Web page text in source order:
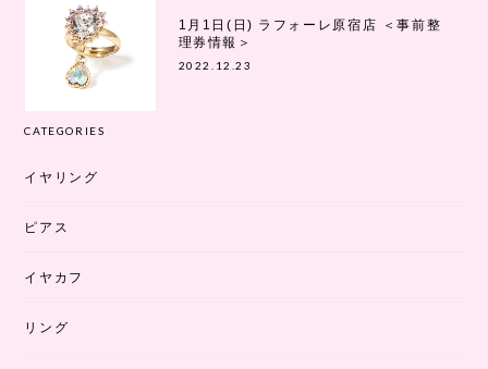
1月1日(日) ラフォーレ原宿店 ＜事前整
理券情報＞
2022.12.23
CATEGORIES
イヤリング
ピアス
イヤカフ
リング